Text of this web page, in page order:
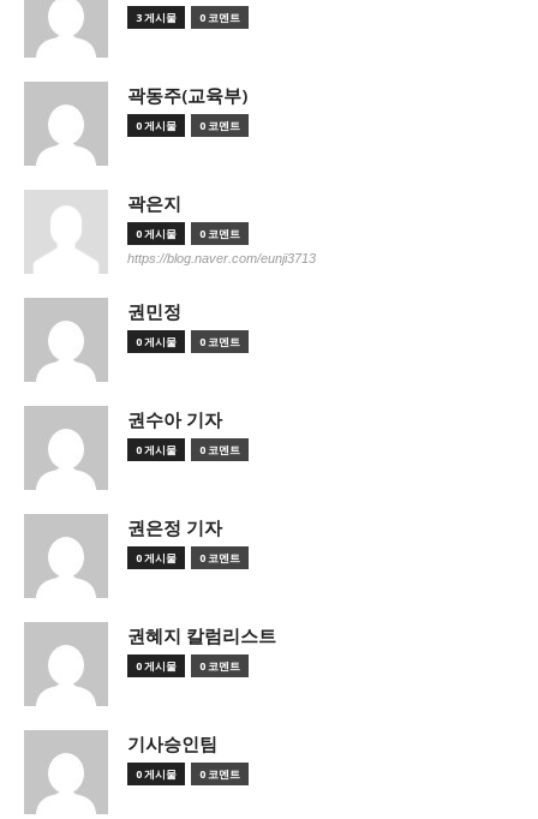
3 게시물 0 코멘트
곽동주(교육부)
0 게시물 0 코멘트
곽은지
0 게시물 0 코멘트
https://blog.naver.com/eunji3713
권민정
0 게시물 0 코멘트
권수아 기자
0 게시물 0 코멘트
권은정 기자
0 게시물 0 코멘트
권혜지 칼럼리스트
0 게시물 0 코멘트
기사승인팀
0 게시물 0 코멘트